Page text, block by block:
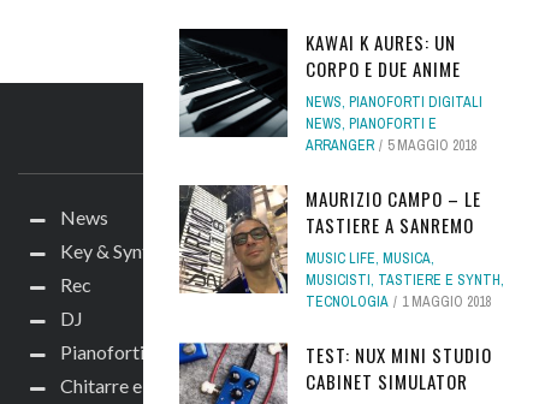
KAWAI K AURES: UN
CORPO E DUE ANIME
NEWS, PIANOFORTI DIGITALI
NEWS, PIANOFORTI E
ARRANGER
5 MAGGIO 2018
MAURIZIO CAMPO – LE
TASTIERE A SANREMO
MUSIC LIFE, MUSICA,
MUSICISTI, TASTIERE E SYNTH,
TECNOLOGIA
1 MAGGIO 2018
TEST: NUX MINI STUDIO
CABINET SIMULATOR
IL SITO
News
Key & Synth
Rec
DJ
Pianoforti e Arranger
Chitarre e bassi